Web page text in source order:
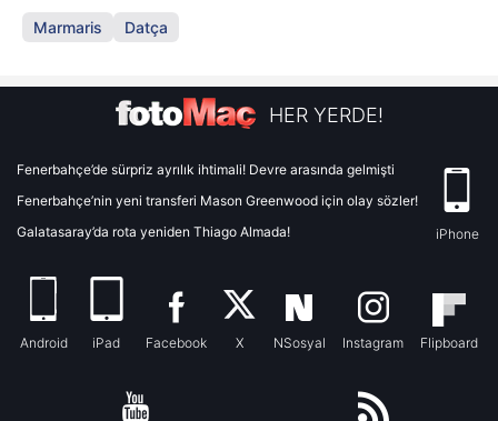
Marmaris Datça
HER YERDE!
Fenerbahçe’de sürpriz ayrılık ihtimali! Devre arasında gelmişti
Fenerbahçe’nin yeni transferi Mason Greenwood için olay sözler!
Galatasaray’da rota yeniden Thiago Almada!
iPhone
Android iPad Facebook X NSosyal Instagram Flipboard